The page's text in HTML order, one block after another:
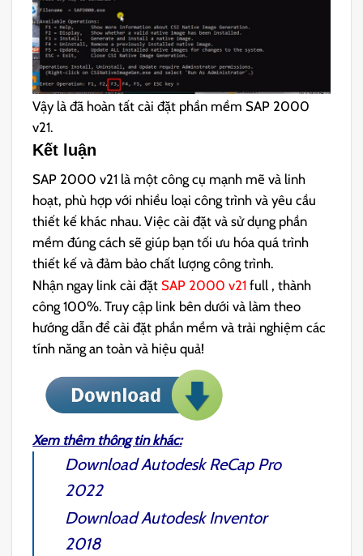
Vậy là đã hoàn tất cài đặt phần mềm SAP 2000
v21.
Kết luận
SAP 2000 v21 là một công cụ mạnh mẽ và linh
hoạt, phù hợp với nhiều loại công trình và yêu cầu
thiết kế khác nhau. Việc cài đặt và sử dụng phần
mềm đúng cách sẽ giúp bạn tối ưu hóa quá trình
thiết kế và đảm bảo chất lượng công trình.
Nhận ngay link cài đặt SAP 2000 v21 full , thành
công 100%. Truy cập link bên dưới và làm theo
hướng dẫn để cài đặt phần mềm và trải nghiệm các
tính năng an toàn và hiệu quả!
Xem thêm thông tin khác:
Download AutodeskReCap Pro
2022
DownloadAutodesk Inventor
2018